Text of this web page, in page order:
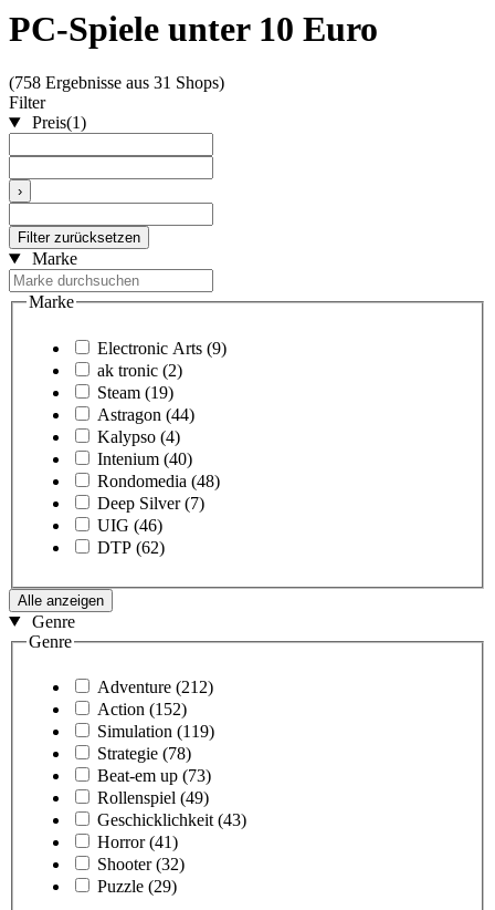
PC-Spiele unter 10 Euro
(758 Ergebnisse aus 31 Shops)
Filter
Preis(1)
›
Filter zurücksetzen
Marke
Marke
Electronic Arts (9)
ak tronic (2)
Steam (19)
Astragon (44)
Kalypso (4)
Intenium (40)
Rondomedia (48)
Deep Silver (7)
UIG (46)
DTP (62)
Alle anzeigen
Genre
Genre
Adventure (212)
Action (152)
Simulation (119)
Strategie (78)
Beat-em up (73)
Rollenspiel (49)
Geschicklichkeit (43)
Horror (41)
Shooter (32)
Puzzle (29)